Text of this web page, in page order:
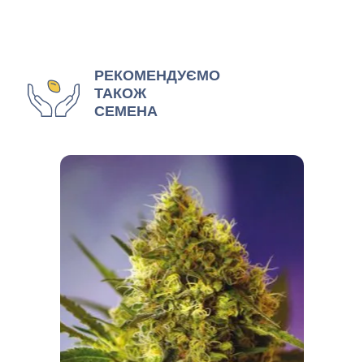
РЕКОМЕНДУЄМО
ТАКОЖ
СЕМЕНА